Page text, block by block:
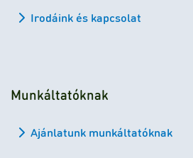
Irodáink és kapcsolat
Munkáltatóknak
Ajánlatunk munkáltatóknak